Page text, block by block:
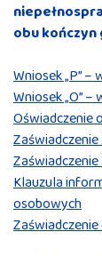
obu kończyn
Wniosek „P”
Wniosek „O”
Oświadczenie
Klauzula
osobowych